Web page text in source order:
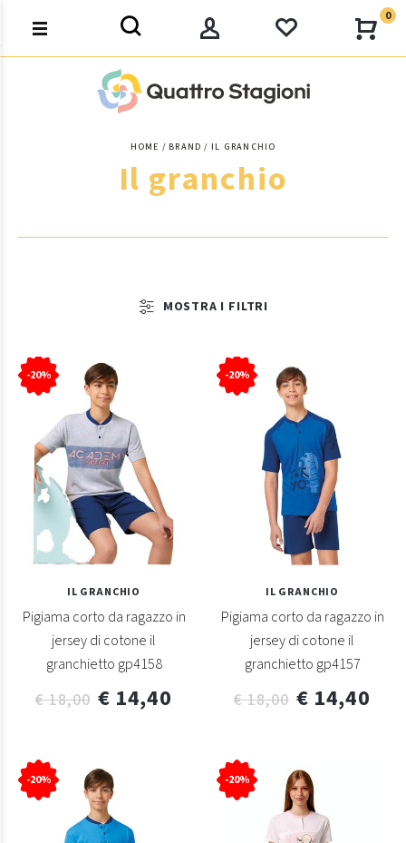
0
HOME BRAND IL GRANCHIO
Il granchio
MOSTRA I FILTRI
-20%
IL GRANCHIO
Pigiama corto da ragazzo in
jersey di cotone il
granchietto gp4158
€ 18,00 € 14,40
-20%
IL GRANCHIO
Pigiama corto da ragazzo in
jersey di cotone il
granchietto gp4157
€ 18,00 € 14,40
-20% -20%